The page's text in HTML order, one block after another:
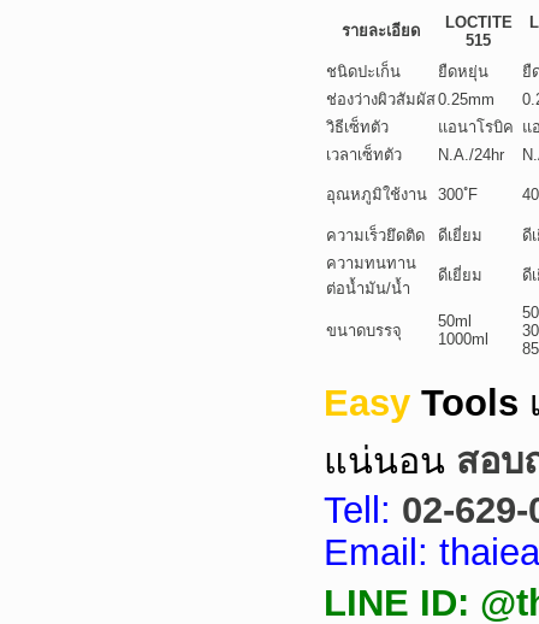
รายละเอียด
LOCTITE
515
ชนิดปะเก็น ยืดหยุ่น
ยื
ช่องว่างผิวสัมผัส0.25mm
วิธีเซ็ทตัว
แอนาโรบิค แ
เวลาเซ็ทตัว
N.A./24hr
อุณหภูมิใช้งาน 300 ํF
ความเร็วยึดติด ดีเยี่ยม
ดี
ความทนทาน
ต่อน้ำมัน/น้ำ
ดีเยี่ยม ดี
ขนาดบรรจุ
50ml
1000ml
Easy Tools
แน่นอน สอบ
Tell: 02-629-
Email:
LINE ID: